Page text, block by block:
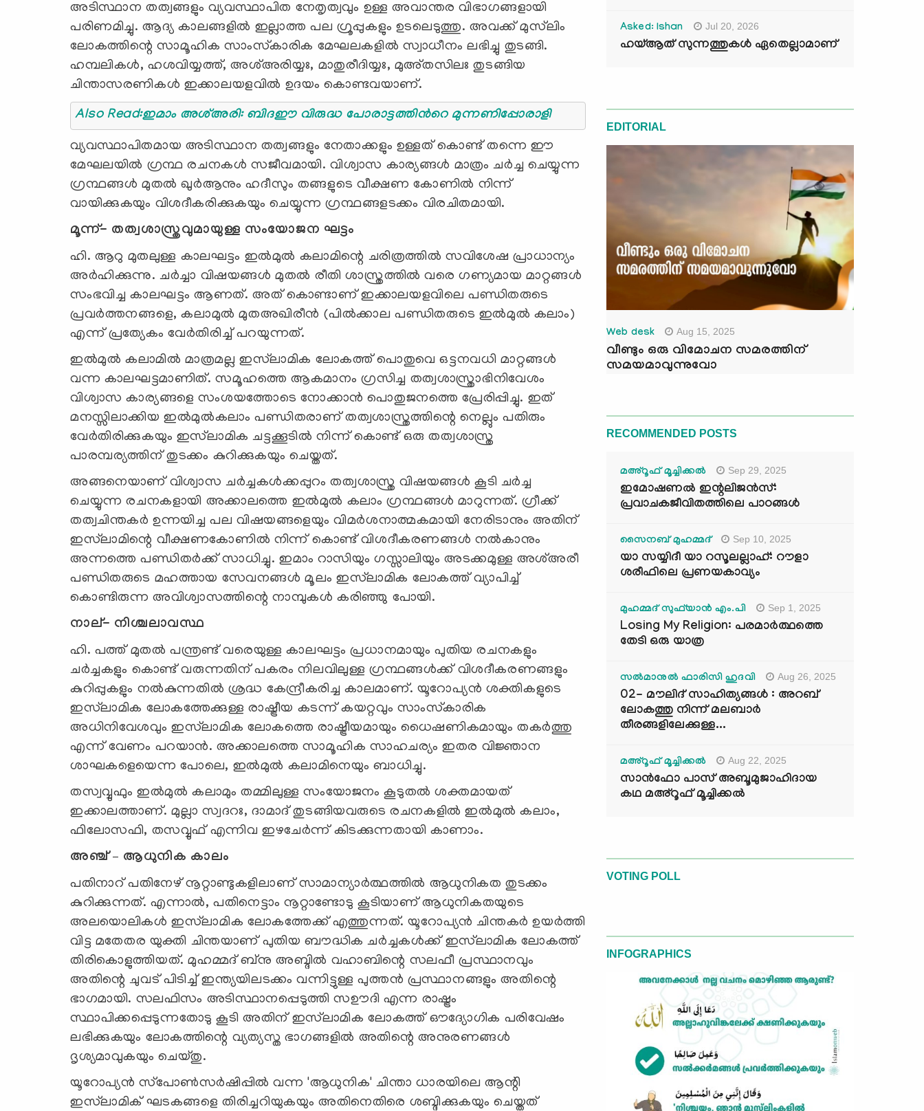
അടിസ്ഥാന തത്വങ്ങളും വ്യവസ്ഥാപിത നേതൃത്വവും ഉള്ള അവാന്തര വിഭാഗങ്ങളായി
പരിണമിച്ചു. ആദ്യ കാലങ്ങളില്‍ ഇല്ലാത്ത പല ഗ്രൂപ്പുകളും ഉടലെടുത്തു. അവക്ക് മുസ്‍ലിം
ലോകത്തിന്റെ സാമൂഹിക സാംസ്‌കാരിക മേഘലകളില്‍ സ്വാധീനം ലഭിച്ചു തുടങ്ങി.
ഹമ്പലികള്‍, ഹശവിയ്യത്ത്, അശ്അരിയ്യഃ, മാതുരീദിയ്യഃ, മുഅ്തസിലഃ തുടങ്ങിയ
ചിന്താസരണികള്‍ ഇക്കാലയളവില്‍ ഉദയം കൊണ്ടവയാണ്.
Also Read:ഇമാം അശ്അരി: ബിദഈ വിരുദ്ധ പോരാട്ടത്തിന്‍റെ മുന്നണിപ്പോരാളി
വ്യവസ്ഥാപിതമായ അടിസ്ഥാന തത്വങ്ങളും നേതാക്കളും ഉള്ളത് കൊണ്ട് തന്നെ ഈ
മേഘലയില്‍ ഗ്രന്ഥ രചനകള്‍ സജീവമായി. വിശ്വാസ കാര്യങ്ങള്‍ മാത്രം ചര്‍ച്ച ചെയ്യുന്ന
ഗ്രന്ഥങ്ങള്‍ മുതല്‍ ഖുര്‍ആനും ഹദീസും തങ്ങളുടെ വീക്ഷണ കോണില്‍ നിന്ന്
വായിക്കുകയും വിശദീകരിക്കുകയും ചെയ്യുന്ന ഗ്രന്ഥങ്ങളടക്കം വിരചിതമായി.
മൂന്ന്- തത്വശാസ്ത്രവുമായുള്ള സംയോജന ഘട്ടം
ഹി. ആറു മുതലുള്ള കാലഘട്ടം ഇല്‍മുല്‍ കലാമിന്റെ ചരിത്രത്തില്‍ സവിശേഷ പ്രാധാന്യം
അര്‍ഹിക്കുന്നു. ചര്‍ച്ചാ വിഷയങ്ങള്‍ മുതല്‍ രീതി ശാസ്ത്രത്തില്‍ വരെ ഗണ്യമായ മാറ്റങ്ങള്‍
സംഭവിച്ച കാലഘട്ടം ആണത്. അത് കൊണ്ടാണ് ഇക്കാലയളവിലെ പണ്ഡിതരുടെ
പ്രവര്‍ത്തനങ്ങളെ, കലാമുല്‍ മുതഅഖിരീന്‍ (പില്‍ക്കാല പണ്ഡിതരുടെ ഇല്‍മുല്‍ കലാം)
എന്ന് പ്രത്യേകം വേര്‍തിരിച്ച് പറയുന്നത്.
ഇല്‍മുല്‍ കലാമില്‍ മാത്രമല്ല ഇസ്‍‌ലാമിക ലോകത്ത് പൊതുവെ ഒട്ടനവധി മാറ്റങ്ങള്‍
വന്ന കാലഘട്ടമാണിത്. സമൂഹത്തെ ആകമാനം ഗ്രസിച്ച തത്വശാസ്ത്രാഭിനിവേശം
വിശ്വാസ കാര്യങ്ങളെ സംശയത്തോടെ നോക്കാന്‍ പൊതുജനത്തെ പ്രേരിപ്പിച്ചു. ഇത്
മനസ്സിലാക്കിയ ഇല്‍മുല്‍കലാം പണ്ഡിതരാണ് തത്വശാസ്ത്രത്തിന്റെ നെല്ലും പതിരും
വേര്‍തിരിക്കുകയും ഇസ്‍‌ലാമിക ചട്ടക്കൂടില്‍ നിന്ന് കൊണ്ട് ഒരു തത്വശാസ്ത്ര
പാരമ്പര്യത്തിന് തുടക്കം കുറിക്കുകയും ചെയ്തത്.
അങ്ങനെയാണ് വിശ്വാസ ചര്‍ച്ചകള്‍ക്കപ്പുറം തത്വശാസ്ത്ര വിഷയങ്ങള്‍ കൂടി ചര്‍ച്ച
ചെയ്യുന്ന രചനകളായി അക്കാലത്തെ ഇല്‍മുല്‍ കലാം ഗ്രന്ഥങ്ങള്‍ മാറുന്നത്. ഗ്രീക്ക്
തത്വചിന്തകര്‍ ഉന്നയിച്ച പല വിഷയങ്ങളെയും വിമര്‍ശനാത്മകമായി നേരിടാനും അതിന്
ഇസ്‍‌ലാമിന്റെ വീക്ഷണകോണില്‍ നിന്ന് കൊണ്ട് വിശദീകരണങ്ങള്‍ നല്‍കാനും
അന്നത്തെ പണ്ഡിതര്‍ക്ക് സാധിച്ചു. ഇമാം റാസിയും ഗസ്സാലിയും അടക്കമുള്ള അശ്അരീ
പണ്ഡിതരുടെ മഹത്തായ സേവനങ്ങള്‍ മൂലം ഇസ്‍‌ലാമിക ലോകത്ത് വ്യാപിച്ച്
കൊണ്ടിരുന്ന അവിശ്വാസത്തിന്റെ നാമ്പുകള്‍ കരിഞ്ഞു പോയി.
നാല്- നിശ്ചലാവസ്ഥ
ഹി. പത്ത് മുതല്‍ പന്ത്രണ്ട് വരെയുള്ള കാലഘട്ടം പ്രധാനമായും പുതിയ രചനകളും
ചര്‍ച്ചകളും കൊണ്ട് വരുന്നതിന് പകരം നിലവിലുള്ള ഗ്രന്ഥങ്ങള്‍ക്ക് വിശദീകരണങ്ങളും
കുറിപ്പുകളും നല്‍കുന്നതില്‍ ശ്രദ്ധ കേന്ദ്രീകരിച്ച കാലമാണ്. യൂറോപ്യന്‍ ശക്തികളുടെ
ഇസ്‍‌ലാമിക ലോകത്തേക്കുള്ള രാഷ്ട്രീയ കടന്ന് കയറ്റവും സാംസ്‌കാരിക
അധിനിവേശവും ഇസ്‍‌ലാമിക ലോകത്തെ രാഷ്ട്രീയമായും ധൈഷണികമായും തകര്‍ത്തു
എന്ന് വേണം പറയാന്‍. അക്കാലത്തെ സാമൂഹിക സാഹചര്യം ഇതര വിജ്ഞാന
ശാഘകളെയെന്ന പോലെ, ഇല്‍മുല്‍ കലാമിനെയും ബാധിച്ചു.
തസ്വവ്വുഫും ഇല്‍മുല്‍ കലാമും തമ്മിലുള്ള സംയോജനം കൂടുതല്‍ ശക്തമായത്
ഇക്കാലത്താണ്. മുല്ലാ സ്വദറഃ, ദാമാദ് തുടങ്ങിയവരുടെ രചനകളില്‍ ഇല്‍മുല്‍ കലാം,
ഫിലോസഫി, തസവ്വുഫ് എന്നിവ ഇഴചേര്‍ന്ന് കിടക്കുന്നതായി കാണാം.
അഞ്ച് – ആധുനിക കാലം
പതിനാറ് പതിനേഴ് നൂറ്റാണ്ടുകളിലാണ് സാമാന്യാര്‍ത്ഥത്തില്‍ ആധുനികത തുടക്കം
കുറിക്കുന്നത്. എന്നാല്‍, പതിനെട്ടാം നൂറ്റാണ്ടോടു കൂടിയാണ് ആധുനികതയുടെ
അലയൊലികള്‍ ഇസ്‍‌ലാമിക ലോകത്തേക്ക് എത്തുന്നത്. യൂറോപ്യന്‍ ചിന്തകര്‍ ഉയര്‍ത്തി
വിട്ട മതേതര യുക്തി ചിന്തയാണ് പുതിയ ബൗദ്ധിക ചര്‍ച്ചകള്‍ക്ക് ഇസ്‍‌ലാമിക ലോകത്ത്
തിരികൊളുത്തിയത്. മുഹമ്മദ് ബ്‌നു അബ്ദില്‍ വഹാബിന്റെ സലഫീ പ്രസ്ഥാനവും
അതിന്റെ ചുവട് പിടിച്ച് ഇന്ത്യയിലടക്കം വന്നിട്ടുള്ള പുത്തന്‍ പ്രസ്ഥാനങ്ങളും അതിന്റെ
ഭാഗമായി. സലഫിസം അടിസ്ഥാനപ്പെടുത്തി സഊദി എന്ന രാഷ്ട്രം
സ്ഥാപിക്കപ്പെടുന്നതോടു കൂടി അതിന് ഇസ്‍‌ലാമിക ലോകത്ത് ഔദ്യോഗിക പരിവേഷം
ലഭിക്കുകയും ലോകത്തിന്റെ വ്യത്യസ്ത ഭാഗങ്ങളില്‍ അതിന്റെ അനുരണങ്ങള്‍
ദൃശ്യമാവുകയും ചെയ്തു.
യൂറോപ്യന്‍ സ്‌പോണ്‍സര്‍ഷിപ്പില്‍ വന്ന 'ആധുനിക' ചിന്താ ധാരയിലെ ആന്റി
ഇസ്‍‌ലാമിക് ഘടകങ്ങളെ തിരിച്ചറിയുകയും അതിനെതിരെ ശബ്ദിക്കുകയും ചെയ്തത്
Asked: Ishan Jul 20, 2026
ഹയ്ആത് സുന്നത്തുകൾ ഏതെല്ലാമാണ്
EDITORIAL
Web desk Aug 15, 2025
വീണ്ടും ഒരു വിമോചന സമരത്തിന്
സമയമാവുന്നുവോ
RECOMMENDED POSTS
മഅ്റൂഫ് മൂച്ചിക്കല്‍ Sep 29, 2025
ഇമോഷണൽ ഇന്റലിജൻസ്:
പ്രവാചകജീവിതത്തിലെ പാഠങ്ങൾ
സൈനബ് മുഹമ്മദ് Sep 10, 2025
യാ സയ്യിദീ യാ റസൂലല്ലാഹ്: റൗളാ
ശരീഫിലെ പ്രണയകാവ്യം
മുഹമ്മദ് സുഫ്‌യാൻ എം.പി Sep 1, 2025
Losing My Religion: പരമാർത്ഥത്തെ
തേടി ഒരു യാത്ര
സൽമാനുൽ ഫാരിസി ഹുദവി Aug 26, 2025
02- മൗലിദ് സാഹിത്യങ്ങൾ : അറബ്
ലോകത്തു നിന്ന് മലബാർ
തീരങ്ങളിലേക്കുള്ള...
മഅ്റൂഫ് മൂച്ചിക്കല്‍ Aug 22, 2025
സാൻഫോ പാസ് അബൂമുജാഹിദായ
കഥ മഅ്റൂഫ് മൂച്ചിക്കല്‍
VOTING POLL
INFOGRAPHICS